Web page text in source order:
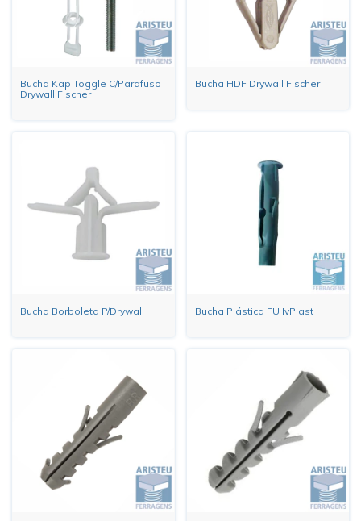
Bucha Kap Toggle C/Parafuso
Drywall Fischer
Bucha HDF Drywall Fischer
Bucha Borboleta P/Drywall Bucha Plástica FU IvPlast